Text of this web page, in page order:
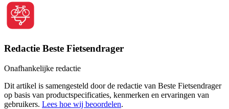
Redactie Beste Fietsendrager
Onafhankelijke redactie
Dit artikel is samengesteld door de redactie van Beste Fietsendrager
op basis van productspecificaties, kenmerken en ervaringen van
gebruikers. Lees hoe wij beoordelen.